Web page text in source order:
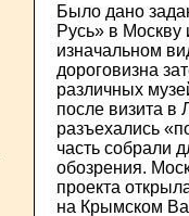
Было дано
Русь» в Москву
изначальном
дороговизна
различных
после визита в
разъехались
часть собрали
обозрения.
проекта
на Крымском